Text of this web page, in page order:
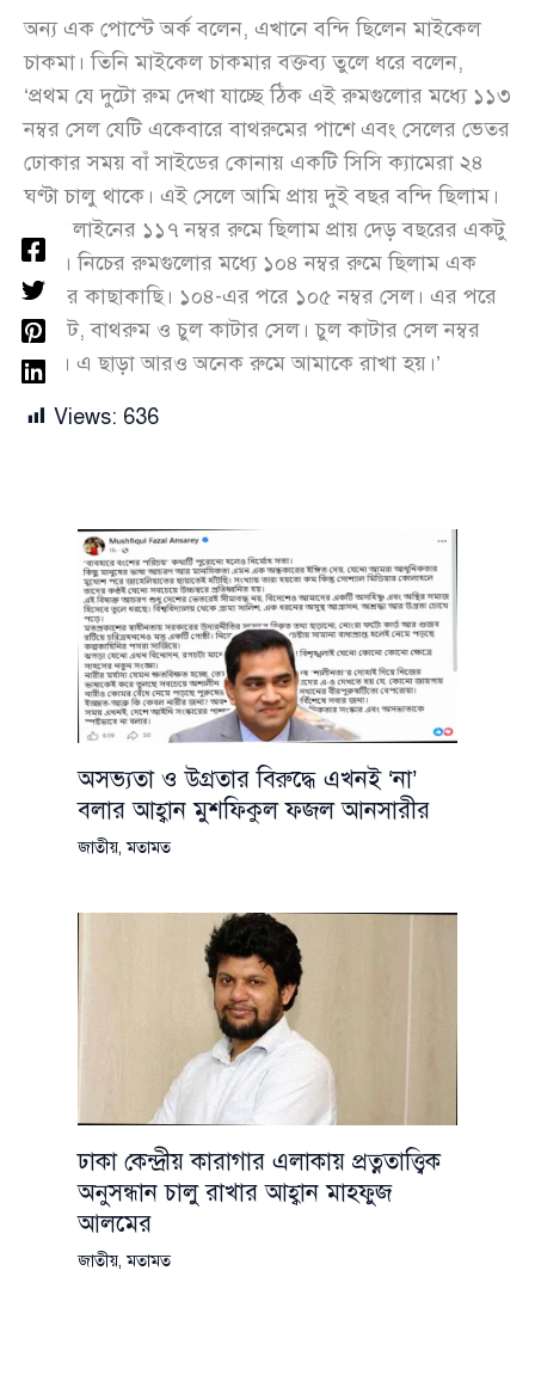
অন্য এক পোস্টে অর্ক বলেন, এখানে বন্দি ছিলেন মাইকেল
চাকমা। তিনি মাইকেল চাকমার বক্তব্য তুলে ধরে বলেন,
‘প্রথম যে দুটো রুম দেখা যাচ্ছে ঠিক এই রুমগুলোর মধ্যে ১১৩
নম্বর সেল যেটি একেবারে বাথরুমের পাশে এবং সেলের ভেতর
ঢোকার সময় বাঁ সাইডের কোনায় একটি সিসি ক্যামেরা ২৪
ঘণ্টা চালু থাকে। এই সেলে আমি প্রায় দুই বছর বন্দি ছিলাম।
একই লাইনের ১১৭ নম্বর রুমে ছিলাম প্রায় দেড় বছরের একটু
বেশি। নিচের রুমগুলোর মধ্যে ১০৪ নম্বর রুমে ছিলাম এক
বছরের কাছাকাছি। ১০৪-এর পরে ১০৫ নম্বর সেল। এর পরে
টয়লেট, বাথরুম ও চুল কাটার সেল। চুল কাটার সেল নম্বর
১০৬। এ ছাড়া আরও অনেক রুমে আমাকে রাখা হয়।’
Views: 636
অসভ্যতা ও উগ্রতার বিরুদ্ধে এখনই ‘না’
বলার আহ্বান মুশফিকুল ফজল আনসারীর
জাতীয়,মতামত
ঢাকা কেন্দ্রীয় কারাগার এলাকায় প্রত্নতাত্ত্বিক
অনুসন্ধান চালু রাখার আহ্বান মাহফুজ
আলমের
জাতীয়,মতামত